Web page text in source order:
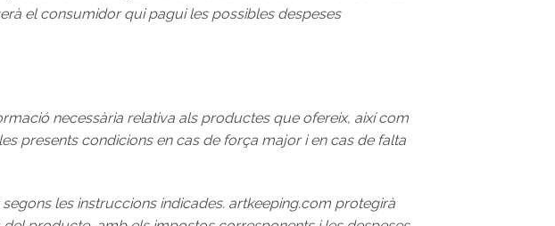
el consumidor qui pagui les possibles despeses
necessària relativa als productes que ofereix, així com
presents condicions en cas de força major i en cas de falta
les instruccions indicades. artkeeping.com protegirà